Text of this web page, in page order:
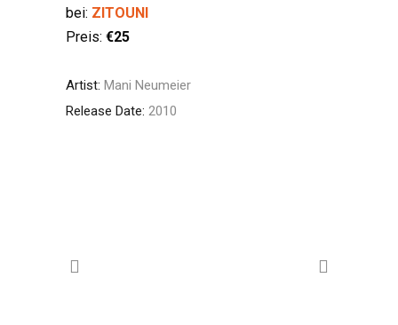
bei: ZITOUNI
Preis: €25
Artist: Mani Neumeier
Release Date: 2010